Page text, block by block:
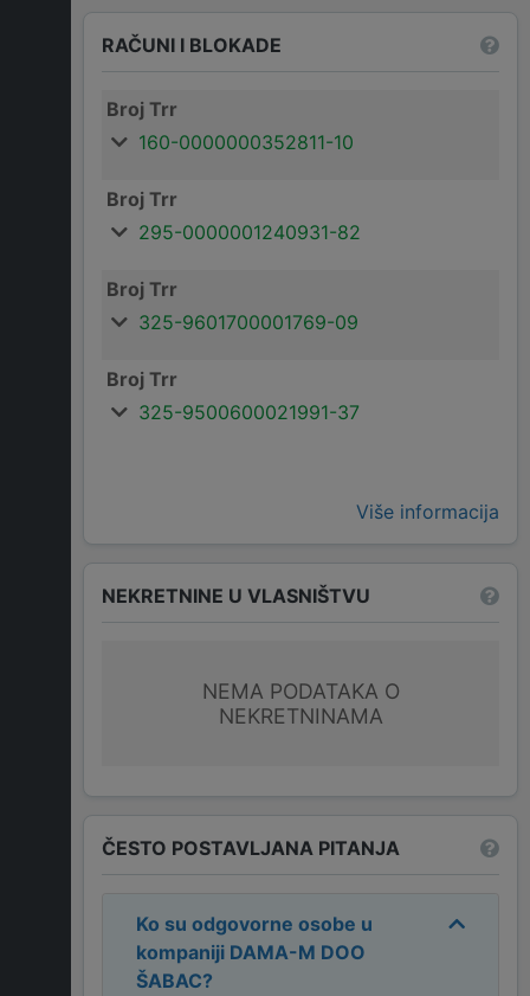
RAČUNI I BLOKADE
Broj Trr
160-0000000352811-10
Broj Trr
295-0000001240931-82
Broj Trr
325-9601700001769-09
Broj Trr
325-9500600021991-37
Više informacija
NEKRETNINE U VLASNIŠTVU
NEMA PODATAKA O
NEKRETNINAMA
ČESTO POSTAVLJANA PITANJA
Ko su odgovorne osobe u
kompaniji DAMA-M DOO
ŠABAC?